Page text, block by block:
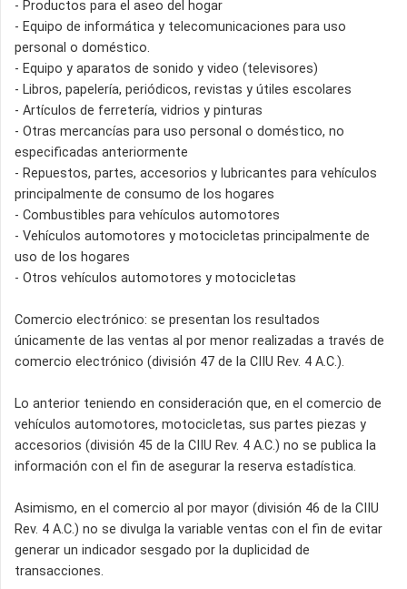
- Productos para el aseo del hogar
- Equipo de informática y telecomunicaciones para uso
personal o doméstico.
- Equipo y aparatos de sonido y video (televisores)
- Libros, papelería, periódicos, revistas y útiles escolares
- Artículos de ferretería, vidrios y pinturas
- Otras mercancías para uso personal o doméstico, no
especificadas anteriormente
- Repuestos, partes, accesorios y lubricantes para vehículos
principalmente de consumo de los hogares
- Combustibles para vehículos automotores
- Vehículos automotores y motocicletas principalmente de
uso de los hogares
- Otros vehículos automotores y motocicletas
Comercio electrónico: se presentan los resultados
únicamente de las ventas al por menor realizadas a través de
comercio electrónico (división 47 de la CIIU Rev. 4 A.C.).
Lo anterior teniendo en consideración que, en el comercio de
vehículos automotores, motocicletas, sus partes piezas y
accesorios (división 45 de la CIIU Rev. 4 A.C.) no se publica la
información con el fin de asegurar la reserva estadística.
Asimismo, en el comercio al por mayor (división 46 de la CIIU
Rev. 4 A.C.) no se divulga la variable ventas con el fin de evitar
generar un indicador sesgado por la duplicidad de
transacciones.